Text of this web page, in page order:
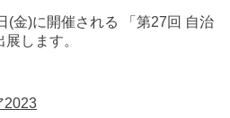
(金)に開催される 「第27回 自治
します。
2023